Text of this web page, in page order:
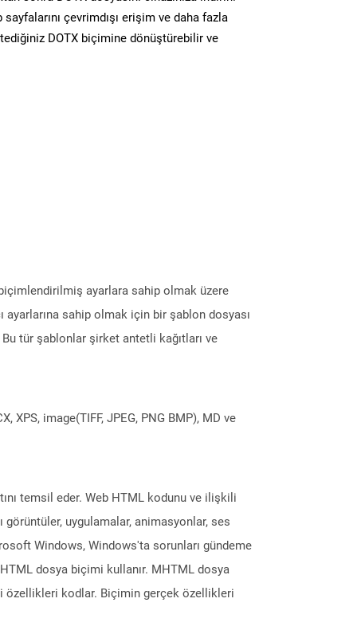
sayfalarını çevrimdışı erişim ve daha fazla
DOTX biçimine dönüştürebilir ve
ayarlara sahip olmak üzere
sahip olmak için bir şablon dosyası
tür şablonlar şirket antetli kağıtları ve
XPS, image(TIFF, JPEG, PNG BMP), MD ve
temsil eder. Web HTML kodunu ve ilişkili
uygulamalar, animasyonlar, ses
Windows, Windows'ta sorunları gündeme
dosya biçimi kullanır. MHTML dosya
özellikleri kodlar. Biçimin gerçek özellikleri